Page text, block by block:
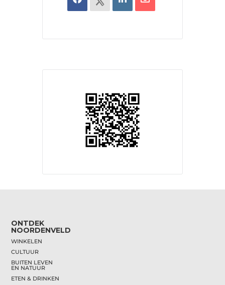
ONTDEK
NOORDENVELD
WINKELEN
CULTUUR
BUITEN LEVEN
EN NATUUR
ETEN & DRINKEN